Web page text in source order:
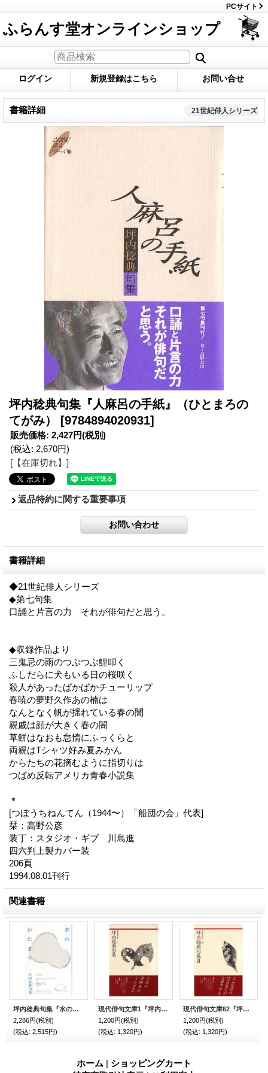
PCサイト
ふらんす堂オンラインショップ
ログイン 新規登録はこちら お問い合せ
書籍詳細 21世紀俳人シリーズ
坪内稔典句集『人麻呂の手紙』（ひとまろの
てがみ）
[9784894020931]
販売価格: 2,427円(税別)
(税込: 2,670円)
[【在庫切れ】]
返品特約に関する重要事項
書籍詳細
◆21世紀俳人シリーズ
◆第七句集
口誦と片言の力 それが俳句だと思う。
◆収録作品より
三鬼忌の雨のつぶつぶ鯉叩く
ふしだらに犬もいる日の桜咲く
殺人があったぱかぱかチューリップ
春暁の夢野久作あの楠は
なんとなく帆が揺れている春の闇
親戚は顔が大きく春の闇
草餅はなおも怠惰にふっくらと
両親はTシャツ好み夏みかん
からたちの花摘むように指切りは
つばめ反転アメリカ青春小説集
＊
[つぼうちねんてん（1944〜）「船団の会」代表]
栞：高野公彦
装丁：スタジオ・ギブ 川島進
四六判上製カバー装
206頁
1994.08.01刊行
関連書籍
坪内稔典句集『水のかたまり』(みずのかたまり)
2,286円(税別)
(税込: 2,515円)
現代俳句文庫1『坪内稔典句集』（つぼうちねんてんくしゅう）
1,200円(税別)
(税込: 1,320円)
現代俳句文庫62『坪内稔典句集2』（つぼうちねんてんくしゅう２）
1,200円(税別)
(税込: 1,320円)
ホーム | ショッピングカート